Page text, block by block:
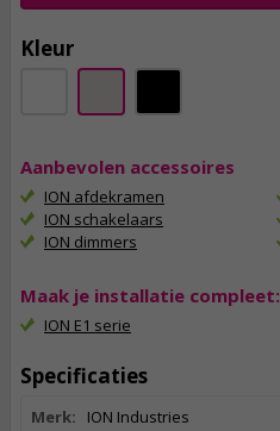
Kleur
Aanbevolen accessoires
ION afdekramen
ION schakelaars
ION dimmers
Maak je installatie compleet:
ION E1 serie
Specificaties
Merk:
ION Industries